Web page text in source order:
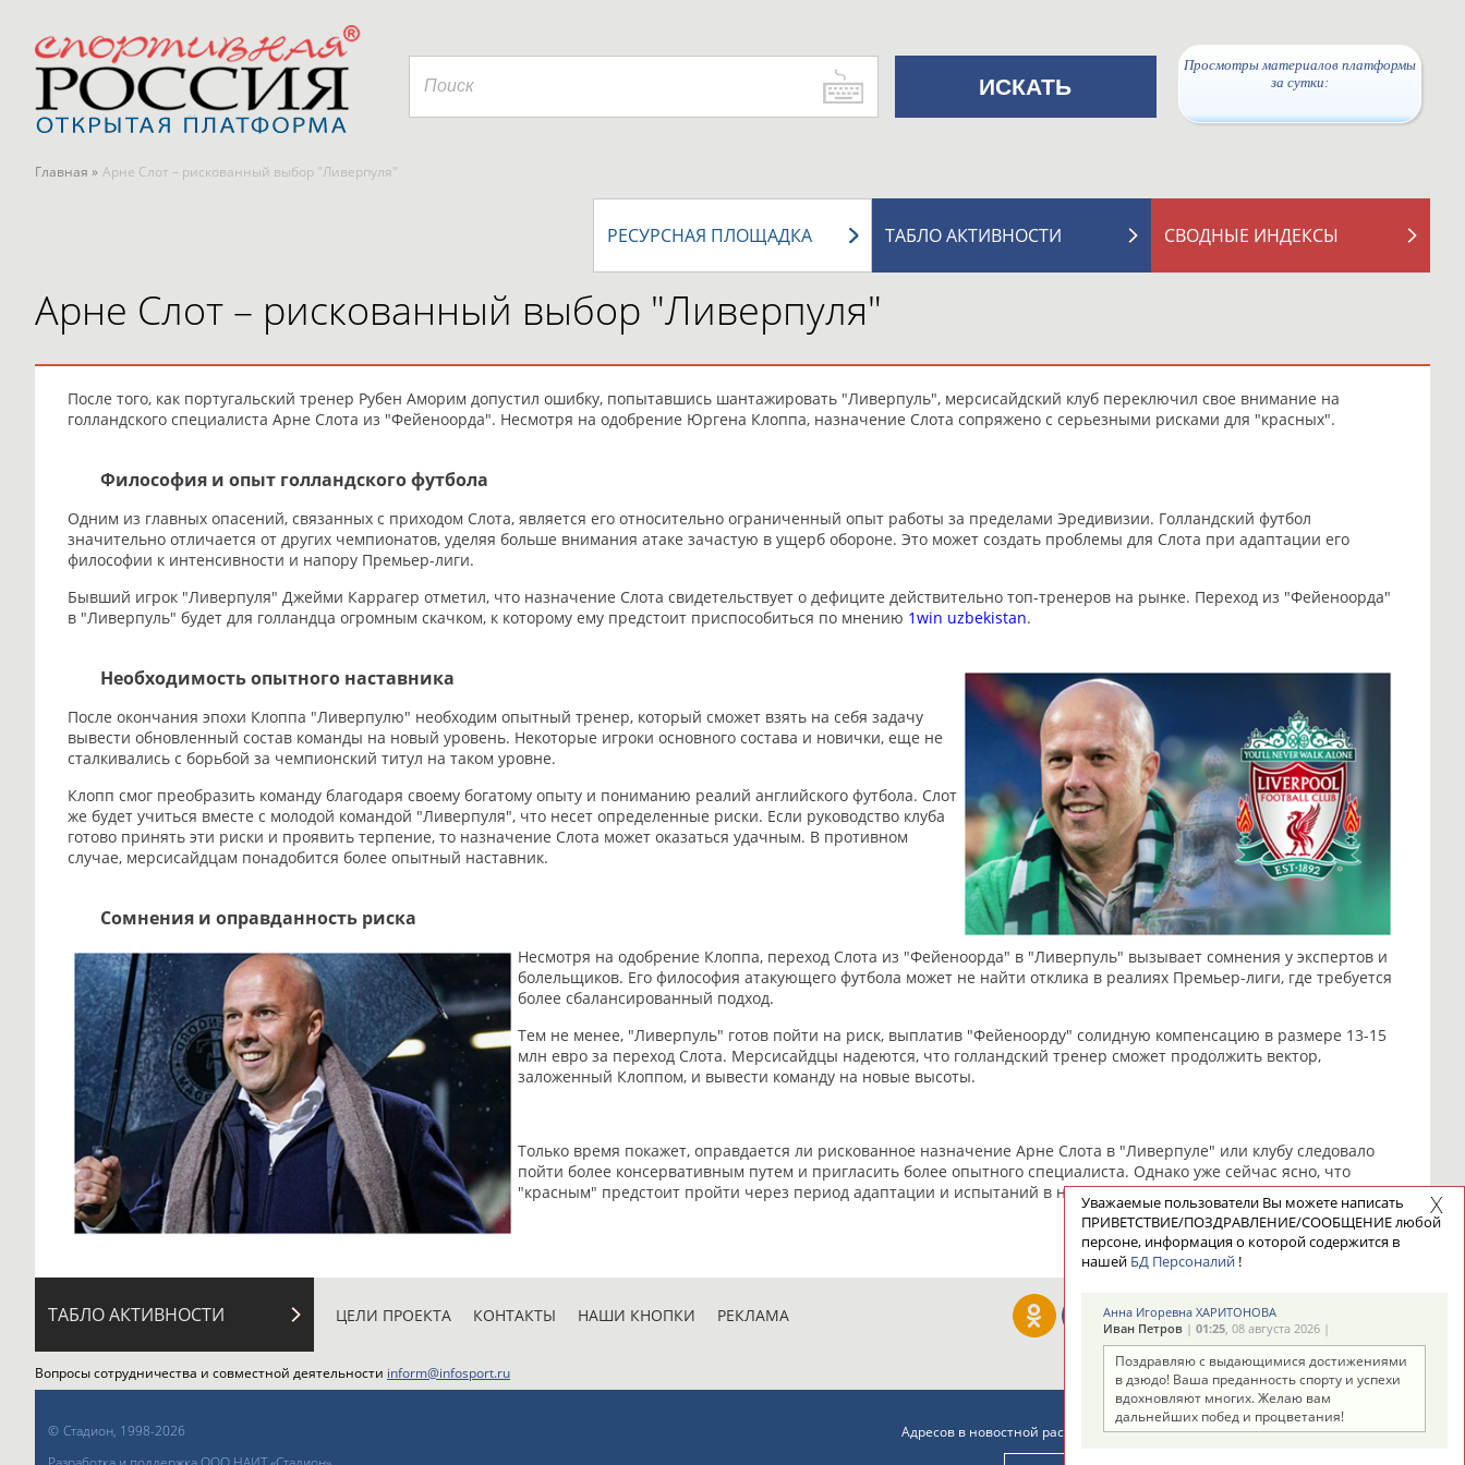
Просмотры материалов платформы
за сутки:
Главная » Арне Слот – рискованный выбор "Ливерпуля"
СВОДНЫЕ ИНДЕКСЫ
ТАБЛО АКТИВНОСТИ
РЕСУРСНАЯ ПЛОЩАДКА
Арне Слот – рискованный выбор "Ливерпуля"
После того, как португальский тренер Рубен Аморим допустил ошибку, попытавшись шантажировать "Ливерпуль", мерсисайдский клуб переключил свое внимание на
голландского специалиста Арне Слота из "Фейеноорда". Несмотря на одобрение Юргена Клоппа, назначение Слота сопряжено с серьезными рисками для "красных".
Философия и опыт голландского футбола
Одним из главных опасений, связанных с приходом Слота, является его относительно ограниченный опыт работы за пределами Эредивизии. Голландский футбол
значительно отличается от других чемпионатов, уделяя больше внимания атаке зачастую в ущерб обороне. Это может создать проблемы для Слота при адаптации его
философии к интенсивности и напору Премьер-лиги.
Бывший игрок "Ливерпуля" Джейми Каррагер отметил, что назначение Слота свидетельствует о дефиците действительно топ-тренеров на рынке. Переход из "Фейеноорда"
в "Ливерпуль" будет для голландца огромным скачком, к которому ему предстоит приспособиться по мнению 1win uzbekistan.
Необходимость опытного наставника
После окончания эпохи Клоппа "Ливерпулю" необходим опытный тренер, который сможет взять на себя задачу
вывести обновленный состав команды на новый уровень. Некоторые игроки основного состава и новички, еще не
сталкивались с борьбой за чемпионский титул на таком уровне.
Клопп смог преобразить команду благодаря своему богатому опыту и пониманию реалий английского футбола. Слот
же будет учиться вместе с молодой командой "Ливерпуля", что несет определенные риски. Если руководство клуба
готово принять эти риски и проявить терпение, то назначение Слота может оказаться удачным. В противном
случае, мерсисайдцам понадобится более опытный наставник.
Сомнения и оправданность риска
Несмотря на одобрение Клоппа, переход Слота из "Фейеноорда" в "Ливерпуль" вызывает сомнения у экспертов и
болельщиков. Его философия атакующего футбола может не найти отклика в реалиях Премьер-лиги, где требуется
более сбалансированный подход.
Тем не менее, "Ливерпуль" готов пойти на риск, выплатив "Фейеноорду" солидную компенсацию в размере 13-15
млн евро за переход Слота. Мерсисайдцы надеются, что голландский тренер сможет продолжить вектор,
заложенный Клоппом, и вывести команду на новые высоты.
Только время покажет, оправдается ли рискованное назначение Арне Слота в "Ливерпуле" или клубу следовало
пойти более консервативным путем и пригласить более опытного специалиста. Однако уже сейчас ясно, что
"красным" предстоит пройти через период адаптации и испытаний в начале новой эры без Юргена Клоппа.
ТАБЛО АКТИВНОСТИ ЦЕЛИ ПРОЕКТА КОНТАКТЫ НАШИ КНОПКИ РЕКЛАМА
Вопросы сотрудничества и совместной деятельности inform@infosport.ru
© Стадион, 1998-2026
Адресов в новостной рассылке: 996
Уважаемые пользователи Вы можете написать
ПРИВЕТСТВИЕ/ПОЗДРАВЛЕНИЕ/СООБЩЕНИЕ любой
персоне, информация о которой содержится в
нашей БД Персоналий !
Анна Игоревна ХАРИТОНОВА
Иван Петров | 01:25, 08 августа 2026 |
Поздравляю с выдающимися достижениями
в дзюдо! Ваша преданность спорту и успехи
вдохновляют многих. Желаю вам
дальнейших побед и процветания!